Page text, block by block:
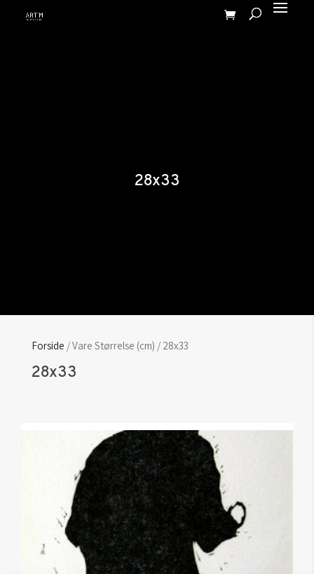
28x33
Forside / Vare Størrelse (cm) / 28x33
28x33